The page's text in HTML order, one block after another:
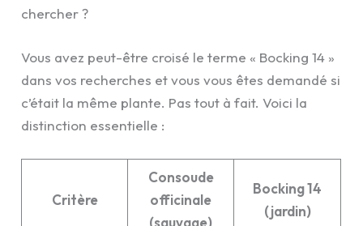
chercher ?
Vous avez peut-être croisé le terme « Bocking 14 »
dans vos recherches et vous vous êtes demandé si
c’était la même plante. Pas tout à fait. Voici la
distinction essentielle :
Critère
Consoude
officinale
(sauvage)
Bocking 14
(jardin)